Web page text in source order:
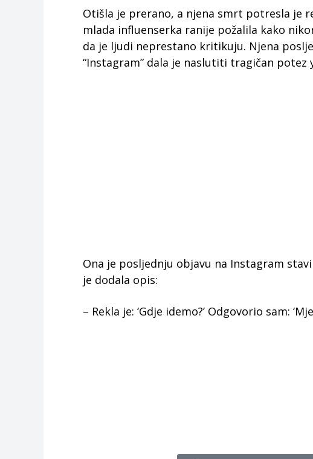
Otišla je prerano, a njena smrt potresla je
mlada influenserka ranije požalila kako
da je ljudi neprestano kritikuju. Njena
“Instagram” dala je naslutiti tragičan potez
Ona je posljednju objavu na Instagram
je dodala opis:
– Rekla je: ‘Gdje idemo?’ Odgovorio sam: